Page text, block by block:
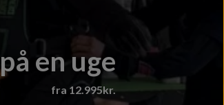
en uge
fra 12.995kr.